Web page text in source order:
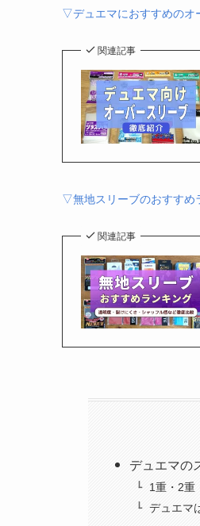
▽デュエマにおすすめのオ
関連記事
▽無地スリーブのおすすめ
関連記事
デュエマの
1重・2重
デュエマ